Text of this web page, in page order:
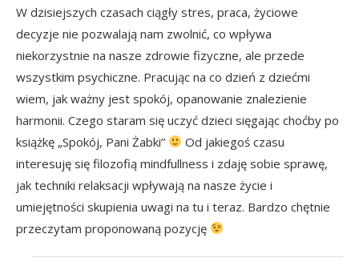
W dzisiejszych czasach ciągły stres, praca, życiowe
decyzje nie pozwalają nam zwolnić, co wpływa
niekorzystnie na nasze zdrowie fizyczne, ale przede
wszystkim psychiczne. Pracując na co dzień z dziećmi
wiem, jak ważny jest spokój, opanowanie znalezienie
harmonii. Czego staram się uczyć dzieci sięgając choćby po
książkę „Spokój, Pani Żabki”
Od jakiegoś czasu
interesuję się filozofią mindfullness i zdaję sobie sprawę,
jak techniki relaksacji wpływają na nasze życie i
umiejętności skupienia uwagi na tu i teraz. Bardzo chętnie
przeczytam proponowaną pozycję